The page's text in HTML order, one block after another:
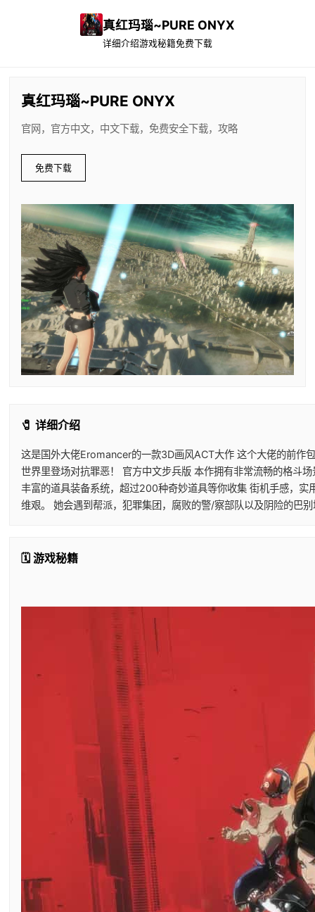
真红玛瑙~PURE ONYX
详细介绍游戏秘籍免费下载
真红玛瑙~PURE ONYX
官网，官方中文，中文下载，免费安全下载，攻略
免费下载
🧷 详细介绍
这是国外大佬Eromancer的一款3D画风ACT大作 这个大佬的前作
世界里登场对抗罪恶！ 官方中文步兵版 本作拥有非常流畅的格斗
丰富的道具装备系统，超过200种奇妙道具等你收集 街机手感，
维艰。 她会遇到帮派，犯罪集团，腐败的警/察部队以及阴险的巴
🗓️ 游戏秘籍